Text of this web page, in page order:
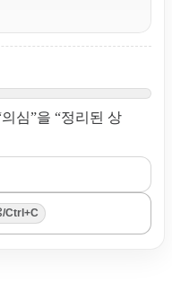
심”을 “정리된 상
Ctrl+C